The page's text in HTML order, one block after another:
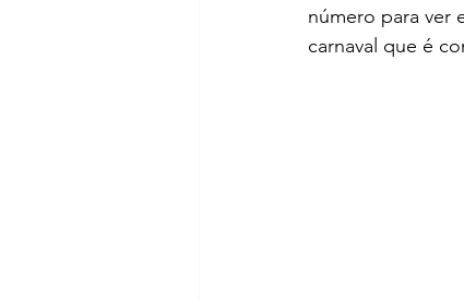
número para ver
carnaval que é